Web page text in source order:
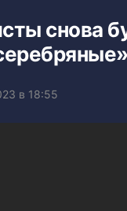
снова
в 18:55